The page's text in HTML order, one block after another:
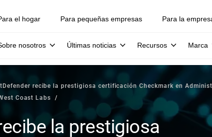
el hogar Para pequeñas empresas Para la
nosotros Últimas noticias Recursos Marca
recibe la prestigiosa certificación Checkmark en
Coast Labs
la prestigiosa